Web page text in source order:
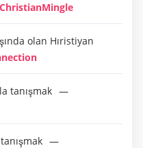
ChristianMingle
olan Hıristiyan
tanışmak